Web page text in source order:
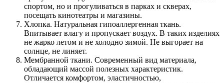
спортом, но и прогуливаться в парках и скверах,
посещать кинотеатры и магазины.
Хлопка. Натуральная гипоаллергенная ткань.
Впитывает влагу и пропускает воздух. В таких изделиях
не жарко летом и не холодно зимой. Не выгорает на
солнце, не линяет.
Мембранной ткани. Современный вид материала,
обладающий массой полезных характеристик.
Отличается комфортом, эластичностью,